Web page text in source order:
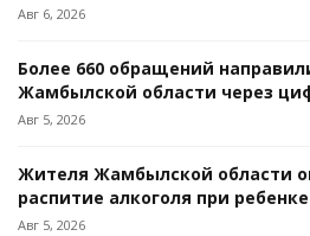
Авг 6, 2026
Более 660 обращений
Жамбылской области через
Авг 5, 2026
Жителя Жамбылской области
распитие алкоголя при ребенке
Авг 5, 2026